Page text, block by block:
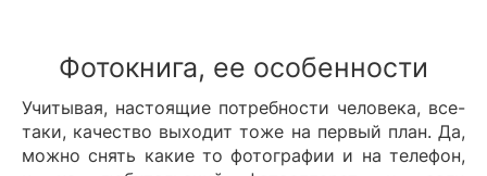
Фотокнига, ее особенности
Учитывая, настоящие потребности человека, все-
таки, качество выходит тоже на первый план. Да,
можно снять какие то фотографии и на телефон,